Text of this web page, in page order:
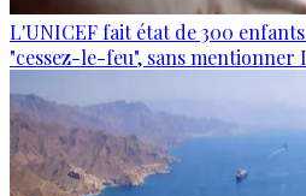
L'UNICEF fait état de 300
"cessez-le-feu", sans mentionner